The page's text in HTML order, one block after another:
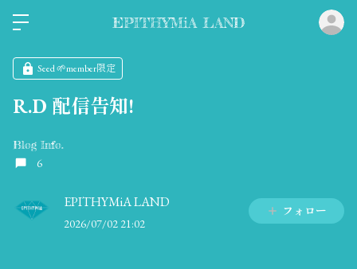
EPITHYMiA LAND
Seed 🌱member限定
R.D 配信告知!
Blog Info.
6
EPITHYMiA LAND
2026/07/02 21:02
フォロー